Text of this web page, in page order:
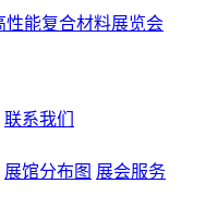
联系我们
展馆分布图 展会服务